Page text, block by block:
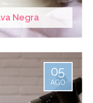
Negra
05
AGO